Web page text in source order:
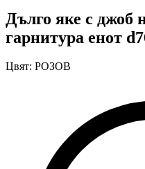
Дълго яке с джоб
гарнитура енот
Цвят: РОЗОВ